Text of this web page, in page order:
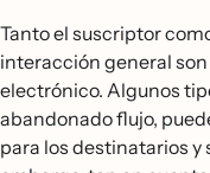
Tanto el suscriptor
interacción general
electrónico. Algunos
abandonado flujo,
para los destinatarios y